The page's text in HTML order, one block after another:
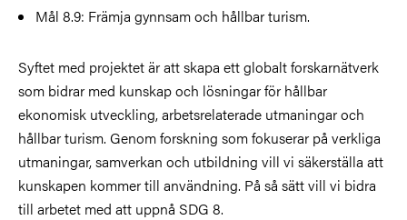
Mål 8.9: Främja gynnsam och hållbar turism.
Syftet med projektet är att skapa ett globalt forskarnätverk
som bidrar med kunskap och lösningar för hållbar
ekonomisk utveckling, arbetsrelaterade utmaningar och
hållbar turism. Genom forskning som fokuserar på verkliga
utmaningar, samverkan och utbildning vill vi säkerställa att
kunskapen kommer till användning. På så sätt vill vi bidra
till arbetet med att uppnå SDG 8.